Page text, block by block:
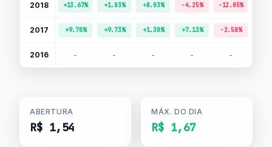
2018 +13.67% +1.83% +8.03% -4.25% -12.05%
2017 +9.70% +9.73% +1.30% +7.13% -2.58%
2016 - - - - -
ABERTURA
R$ 1,54
MÁX. DO DIA
R$ 1,67